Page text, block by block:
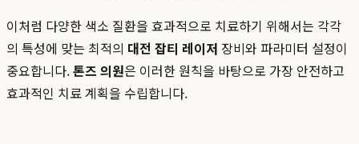
이처럼 다양한 색소 질환을 효과적으로 치료하기 위해서는 각각
의 특성에 맞는 최적의 대전 잡티 레이저 장비와 파라미터 설정이
중요합니다.톤즈 의원은 이러한 원칙을 바탕으로 가장 안전하고
효과적인 치료 계획을 수립합니다.